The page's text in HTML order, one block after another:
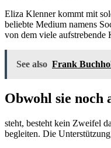
Eliza Klenner kommt mit
beliebte Medium namens
von dem viele aufstrebende
See also Frank
Obwohl sie
steht, besteht kein Zweifel
begleiten. Die